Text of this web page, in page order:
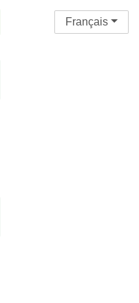
Français